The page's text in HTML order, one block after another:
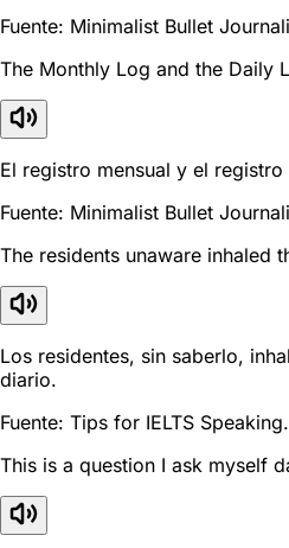
Fuente: Minimalist Bullet
The Monthly Log and the Daily
El registro mensual y el
Fuente: Minimalist Bullet
The residents unaware inhaled
Los residentes, sin saberlo,
diario.
Fuente: Tips for IELTS Speaking.
This is a question I ask myself